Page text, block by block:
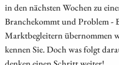
in den nächsten Wochen zu
Branchekommt und Problem-
Marktbegleitern übernommen
kennen Sie. Doch was folgt